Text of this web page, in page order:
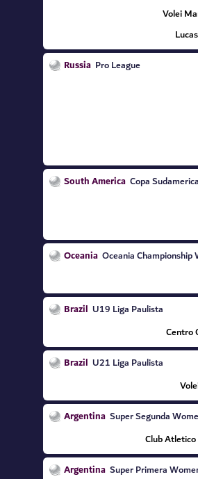
Volei
Russia Pro League
South America Copa
Oceania Oceania Championship
Brazil U19 Liga Paulista
Centro
Brazil U21 Liga Paulista
Argentina Super Segunda
Club
Argentina Super Primera